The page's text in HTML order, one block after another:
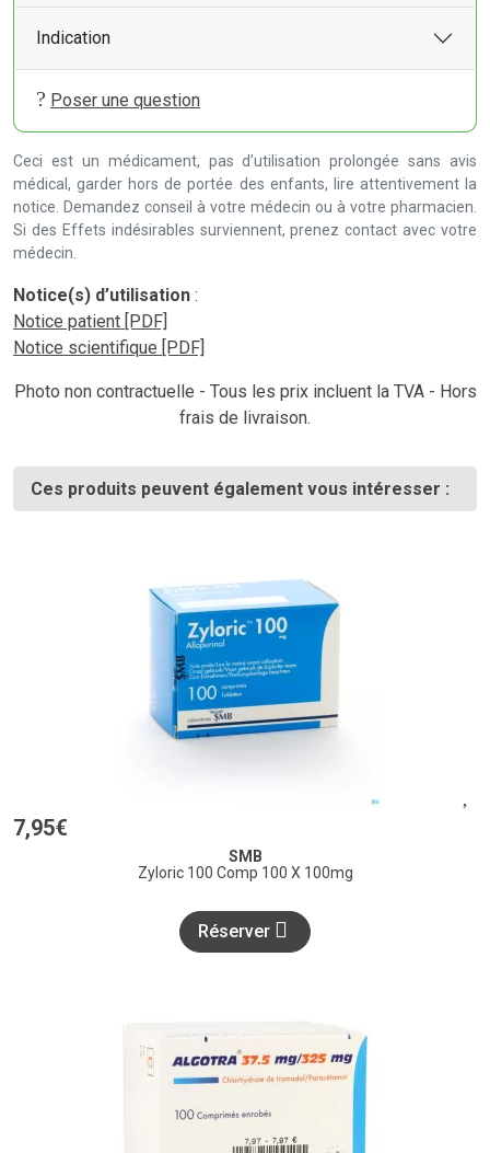
Indication
Poser une question
Ceci est un médicament, pas d’utilisation prolongée sans avis
médical, garder hors de portée des enfants, lire attentivement la
notice. Demandez conseil à votre médecin ou à votre pharmacien.
Si des Effets indésirables surviennent, prenez contact avec votre
médecin.
Notice(s) d’utilisation :
Notice patient [PDF]
Notice scientifique [PDF]
Photo non contractuelle - Tous les prix incluent la TVA - Hors
frais de livraison.
Ces produits peuvent également vous intéresser :
7,95€
SMB
Zyloric 100 Comp 100 X 100mg
Réserver